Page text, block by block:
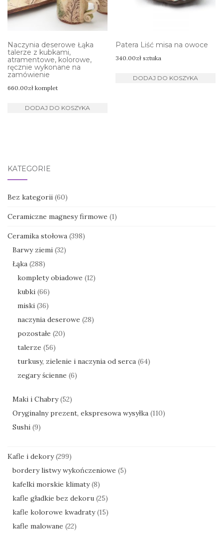
Naczynia deserowe Łąka
talerze z kubkami,
atramentowe, kolorowe,
ręcznie wykonane na
zamówienie
660.00zł komplet
DODAJ DO KOSZYKA
Patera Liść misa na owoce
340.00zł sztuka
DODAJ DO KOSZYKA
KATEGORIE
Bez kategorii (60)
Ceramiczne magnesy firmowe (1)
Ceramika stołowa (398)
Barwy ziemi (32)
Łąka (288)
komplety obiadowe (12)
kubki (66)
miski (36)
naczynia deserowe (28)
pozostałe (20)
talerze (56)
turkusy, zielenie i naczynia od serca (64)
zegary ścienne (6)
Maki i Chabry (52)
Oryginalny prezent, ekspresowa wysyłka (110)
Sushi (9)
Kafle i dekory (299)
bordery listwy wykończeniowe (5)
kafelki morskie klimaty (8)
kafle gładkie bez dekoru (25)
kafle kolorowe kwadraty (15)
kafle malowane (22)